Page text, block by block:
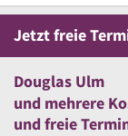
Jetztfreie
Douglas Ulm
und mehrere
undfreie